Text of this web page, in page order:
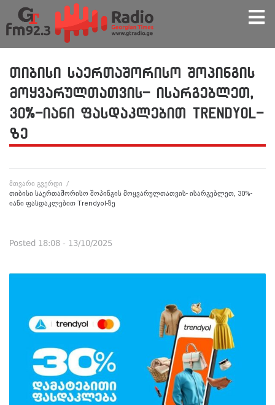
თიბისი საერთაშორისო შოპინგის
მოყვარულთათვის- ისარგებლეთ,
30%-იანი ფასდაკლებით Trendyol-
ზე
მთვარი გვერდი /
თიბისი საერთაშორისო შოპინგის მოყვარულთათვის- ისარგებლეთ, 30%-
იანი ფასდაკლებით Trendyol-ზე
Posted 18:08 - 13/10/2025